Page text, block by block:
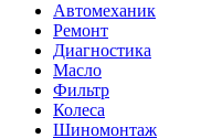
Автомеханик
Ремонт
Диагностика
Масло
Фильтр
Колеса
Шиномонтаж